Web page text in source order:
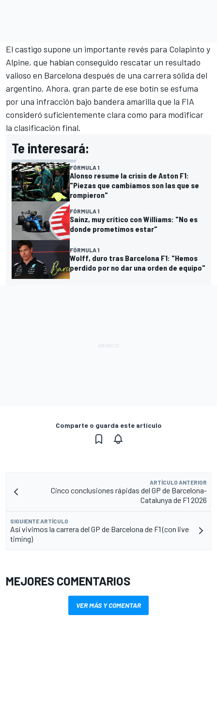
El castigo supone un importante revés para Colapinto y
Alpine, que habían conseguido rescatar un resultado
valioso en Barcelona después de una carrera sólida del
argentino. Ahora, gran parte de ese botín se esfuma
por una infracción bajo bandera amarilla que la FIA
consideró suficientemente clara como para modificar
la clasificación final.
Te interesará:
FÓRMULA 1
Alonso resume la crisis de Aston F1:
"Piezas que cambiamos son las que se
rompieron"
FÓRMULA 1
Sainz, muy crítico con Williams: "No es
donde prometimos estar"
FÓRMULA 1
Wolff, duro tras Barcelona F1: "Hemos
perdido por no dar una orden de equipo"
Comparte o guarda este artículo
ARTÍCULO ANTERIOR
Cinco conclusiones rápidas del GP de Barcelona-
Catalunya de F1 2026
SIGUIENTE ARTÍCULO
Así vivimos la carrera del GP de Barcelona de F1 (con live
timing)
MEJORES COMENTARIOS
VER MÁS Y COMENTAR